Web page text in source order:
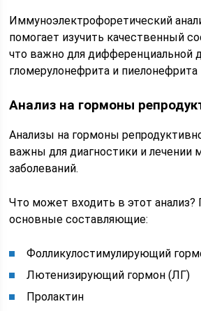
Иммуноэлектрофоретический
помогает изучить качественный
что важно для дифференциальной
гломерулонефрита и пиелонефрита
Анализ на гормоны
Анализы на гормоны
важны для диагностики и лечении
заболеваний.
Что может входить в этот анализ?
основные составляющие:
Фолликулостимулирующий
Лютенизирующий гормон (ЛГ)
Пролактин